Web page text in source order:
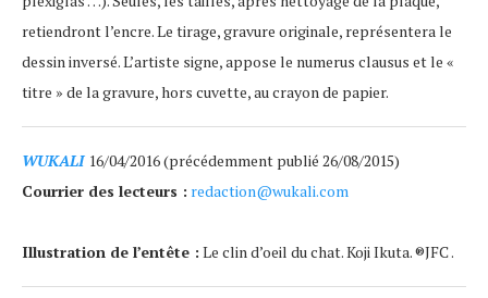
retiendront l’encre. Le tirage, gravure originale, représentera le
dessin inversé. L’artiste signe, appose le numerus clausus et le «
titre » de la gravure, hors cuvette, au crayon de papier.
WUKALI 16/04/2016 (précédemment publié 26/08/2015)
Courrier des lecteurs : redaction@wukali.com
Illustration de l’entête : Le clin d’oeil du chat. Koji Ikuta. ®JFC .